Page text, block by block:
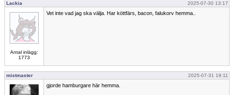
Lackia 2025-07-30 13:17
Antal inlägg:
1773
Vet inte vad jag ska välja. Har köttfärs, bacon, falukorv hemma..
mistmaster 2025-07-31 19:11
gjorde hamburgare här hemma.